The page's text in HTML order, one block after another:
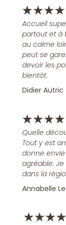
★★★★
Accueil
partout et à
au calme
peut se
devoir les
bientôt.
Didier Autric
★★★★
Quelle
Tout y est
donne
agréable.
dans la
Annabelle
★★★★